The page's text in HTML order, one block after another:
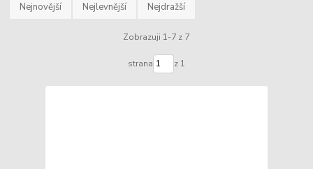
Nejnovější Nejlevnější Nejdražší
Zobrazuji 1-7 z 7
strana z 1